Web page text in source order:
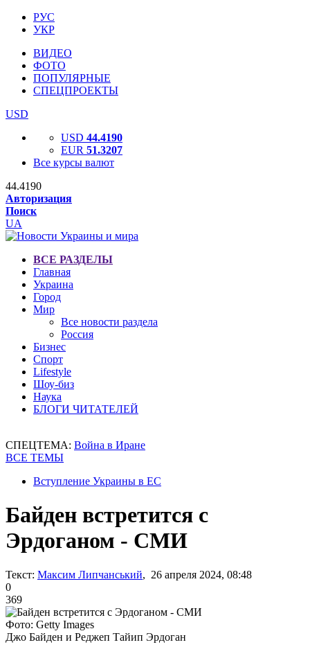
РУС
УКР
ВИДЕО
ФОТО
ПОПУЛЯРНЫЕ
СПЕЦПРОЕКТЫ
USD
USD 44.4190
EUR 51.3207
Все курсы валют
44.4190
Авторизация
Поиск
UA
ВСЕ РАЗДЕЛЫ
Главная
Украина
Город
Мир
Все новости раздела
Россия
Бизнес
Спорт
Lifestyle
Шоу-биз
Наука
БЛОГИ ЧИТАТЕЛЕЙ
СПЕЦТЕМА: Война в Иране
ВСЕ ТЕМЫ
Вступление Украины в ЕС
Байден встретится с
Эрдоганом - СМИ
Текст: Максим Липчанський, 26 апреля 2024, 08:48
0
369
Фото: Getty Images
Джо Байден и Реджеп Тайип Эрдоган